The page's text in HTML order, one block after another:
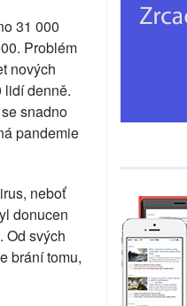
31 000
Problém
nových
lidí denně.
snadno
pandemie
neboť
donucen
Od svých
brání tomu,